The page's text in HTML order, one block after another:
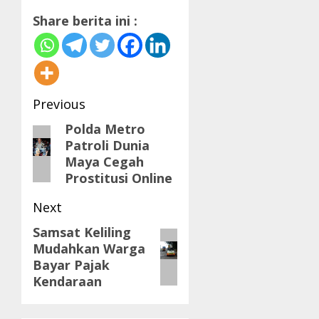
Share berita ini :
Post
navigation
Previous
Previous
post:
Polda Metro
Patroli Dunia
Maya Cegah
Prostitusi Online
Next
Next
post:
Samsat Keliling
Mudahkan Warga
Bayar Pajak
Kendaraan